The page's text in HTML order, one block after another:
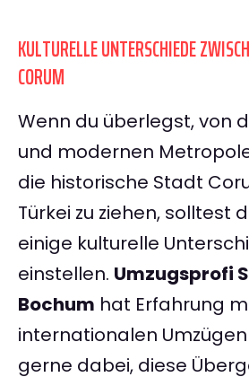
KULTURELLE UNTERSCHIEDE
CORUM
Wenn du überlegst, von
und modernen
die historische Stadt
Türkei zu ziehen, solltest
einige kulturelle
einstellen. Umzugsprofi
Bochum hat Erfahrung
internationalen
gerne dabei, diese